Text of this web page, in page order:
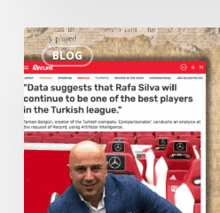
BLOG
Tarkan
Batgün’ün
Portekiz
gazetesi
Record’a
verdiği
röportaj: